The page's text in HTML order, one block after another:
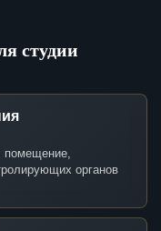
студии
помещение,
органов